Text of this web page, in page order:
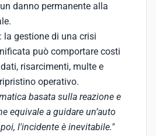
danno permanente alla
: la gestione di una crisi
può comportare costi
risarcimenti, multe e
operativo.
basata sulla reazione e
equivale a guidare un’auto
l'incidente è inevitabile."